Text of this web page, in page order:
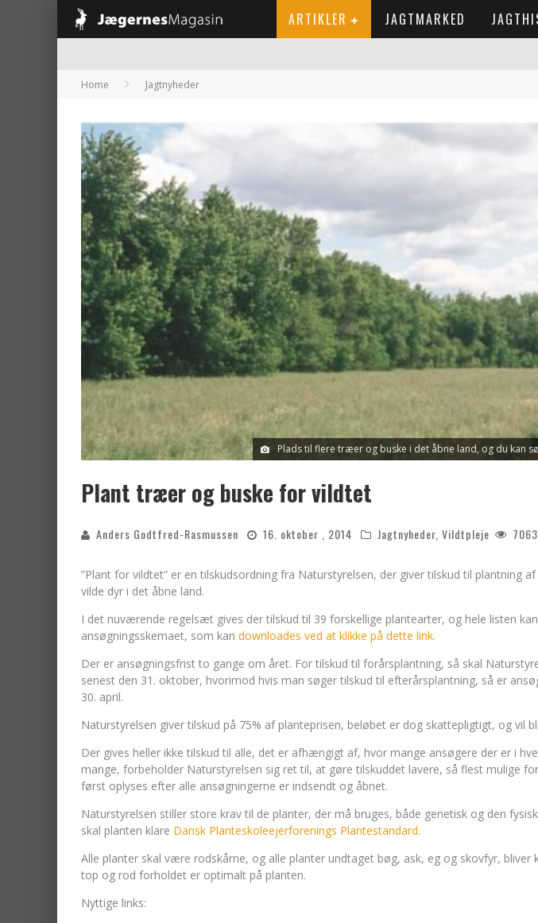
ARTIKLER JAGTMARKED
Home Jagtnyheder
Plads til flere træer og buske i det åbne land, og du kan
Plant træer og buske for vildtet
Anders Godtfred-Rasmussen 16. oktober , 2014 Jagtnyheder Vildtpleje 7063
”Plant for vildtet” er en tilskudsordning fra Naturstyrelsen, der giver tilskud til plantning
vilde dyr i det åbne land.
I det nuværende regelsæt gives der tilskud til 39 forskellige plantearter, og hele listen
ansøgningsskemaet, som kan downloades ved at klikke på dette link.
Der er ansøgningsfrist to gange om året. For tilskud til forårsplantning, så skal
senest den 31. oktober, hvorimod hvis man søger tilskud til efterårsplantning, så er
30. april.
Naturstyrelsen giver tilskud på 75% af planteprisen, beløbet er dog skattepligtigt, og vil
Der gives heller ikke tilskud til alle, det er afhængigt af, hvor mange ansøgere der er i
mange, forbeholder Naturstyrelsen sig ret til, at gøre tilskuddet lavere, så flest mulige
først oplyses efter alle ansøgningerne er indsendt og åbnet.
Naturstyrelsen stiller store krav til de planter, der må bruges, både genetisk og den
skal planten klare Dansk Planteskoleejerforenings Plantestandard.
Alle planter skal være rodskårne, og alle planter undtaget bøg, ask, eg og skovfyr, bliver
top og rod forholdet er optimalt på planten.
Nyttige links: